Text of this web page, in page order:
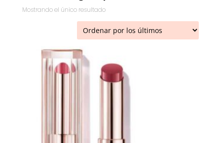
Mostrando el único resultado